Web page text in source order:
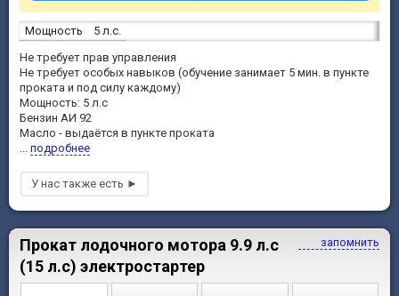
Мощность
5 л.с.
Не требует прав управления
Не требует особых навыков (обучение занимает 5 мин. в пункте
проката и под силу каждому)
Мощность: 5 л.с
Бензин АИ 92
Масло - выдаётся в пункте проката
... подробнее
запомнить
Прокат лодочного мотора 9.9 л.с
(15 л.с) электростартер